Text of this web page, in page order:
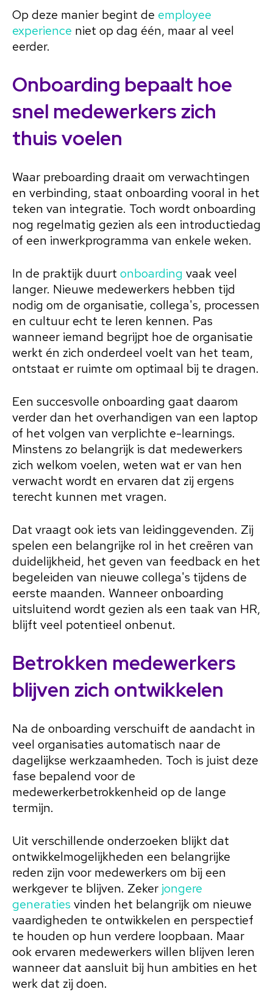
Op deze manier begint de employee
experience niet op dag één, maar al veel
eerder.
Onboarding bepaalt hoe
snel medewerkers zich
thuis voelen
Waar preboarding draait om verwachtingen
en verbinding, staat onboarding vooral in het
teken van integratie. Toch wordt onboarding
nog regelmatig gezien als een introductiedag
of een inwerkprogramma van enkele weken.
In de praktijk duurt onboarding vaak veel
langer. Nieuwe medewerkers hebben tijd
nodig om de organisatie, collega's, processen
en cultuur echt te leren kennen. Pas
wanneer iemand begrijpt hoe de organisatie
werkt én zich onderdeel voelt van het team,
ontstaat er ruimte om optimaal bij te dragen.
Een succesvolle onboarding gaat daarom
verder dan het overhandigen van een laptop
of het volgen van verplichte e-learnings.
Minstens zo belangrijk is dat medewerkers
zich welkom voelen, weten wat er van hen
verwacht wordt en ervaren dat zij ergens
terecht kunnen met vragen.
Dat vraagt ook iets van leidinggevenden. Zij
spelen een belangrijke rol in het creëren van
duidelijkheid, het geven van feedback en het
begeleiden van nieuwe collega's tijdens de
eerste maanden. Wanneer onboarding
uitsluitend wordt gezien als een taak van HR,
blijft veel potentieel onbenut.
Betrokken medewerkers
blijven zich ontwikkelen
Na de onboarding verschuift de aandacht in
veel organisaties automatisch naar de
dagelijkse werkzaamheden. Toch is juist deze
fase bepalend voor de
medewerkerbetrokkenheid op de lange
termijn.
Uit verschillende onderzoeken blijkt dat
ontwikkelmogelijkheden een belangrijke
reden zijn voor medewerkers om bij een
werkgever te blijven. Zeker jongere
generaties vinden het belangrijk om nieuwe
vaardigheden te ontwikkelen en perspectief
te houden op hun verdere loopbaan. Maar
ook ervaren medewerkers willen blijven leren
wanneer dat aansluit bij hun ambities en het
werk dat zij doen.